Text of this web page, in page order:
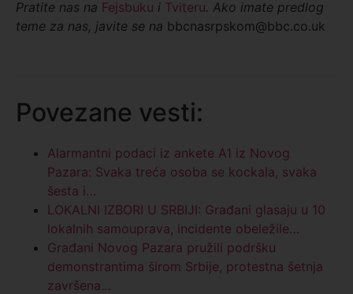
Pratite nas na Fejsbuku i Tviteru. Ako imate predlog
teme za nas, javite se na bbcnasrpskom@bbc.co.uk
Povezane vesti:
Alarmantni podaci iz ankete A1 iz Novog
Pazara: Svaka treća osoba se kockala, svaka
šesta i…
LOKALNI IZBORI U SRBIJI: Građani glasaju u 10
lokalnih samouprava, incidente obeležile…
Građani Novog Pazara pružili podršku
demonstrantima širom Srbije, protestna šetnja
završena…